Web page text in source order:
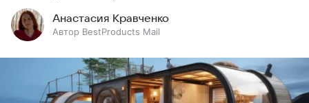
Анастасия Кравченко
Автор BestProducts Mail